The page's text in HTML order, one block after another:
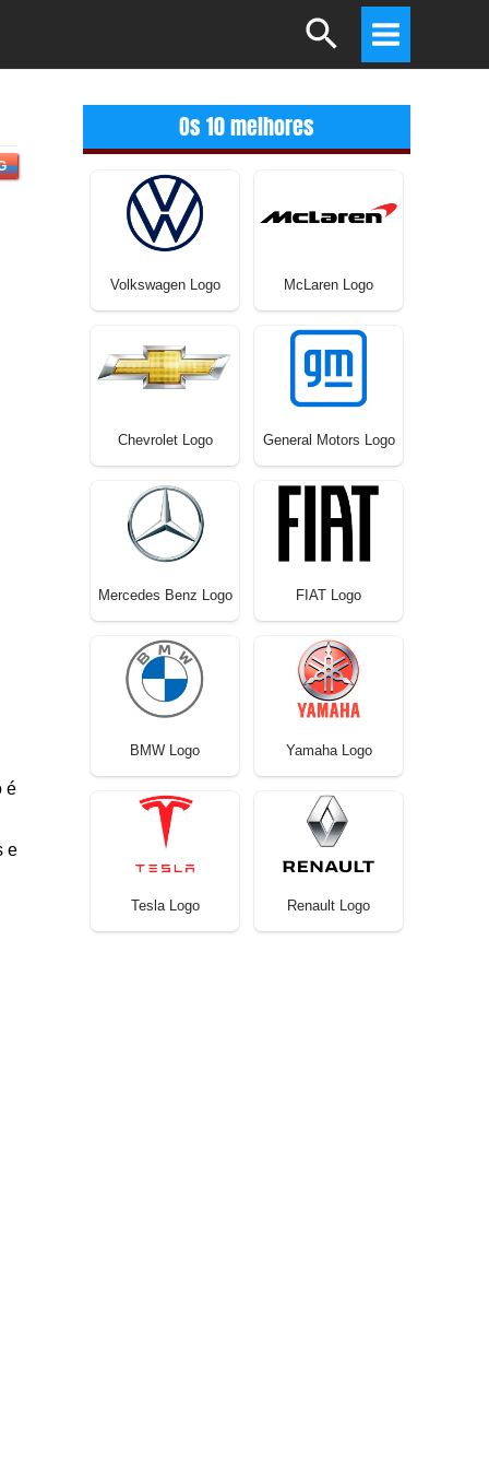
Search
Main
Menu
é
e
Os 10 melhores
Volkswagen Logo McLaren Logo
Chevrolet Logo General Motors Logo
Mercedes Benz Logo FIAT Logo
BMW Logo Yamaha Logo
Tesla Logo Renault Logo